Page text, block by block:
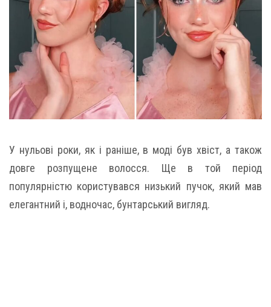
У нульові роки, як і раніше, в моді був хвіст, а також
довге розпущене волосся. Ще в той період
популярністю користувався низький пучок, який мав
елегантний і, водночас, бунтарський вигляд.